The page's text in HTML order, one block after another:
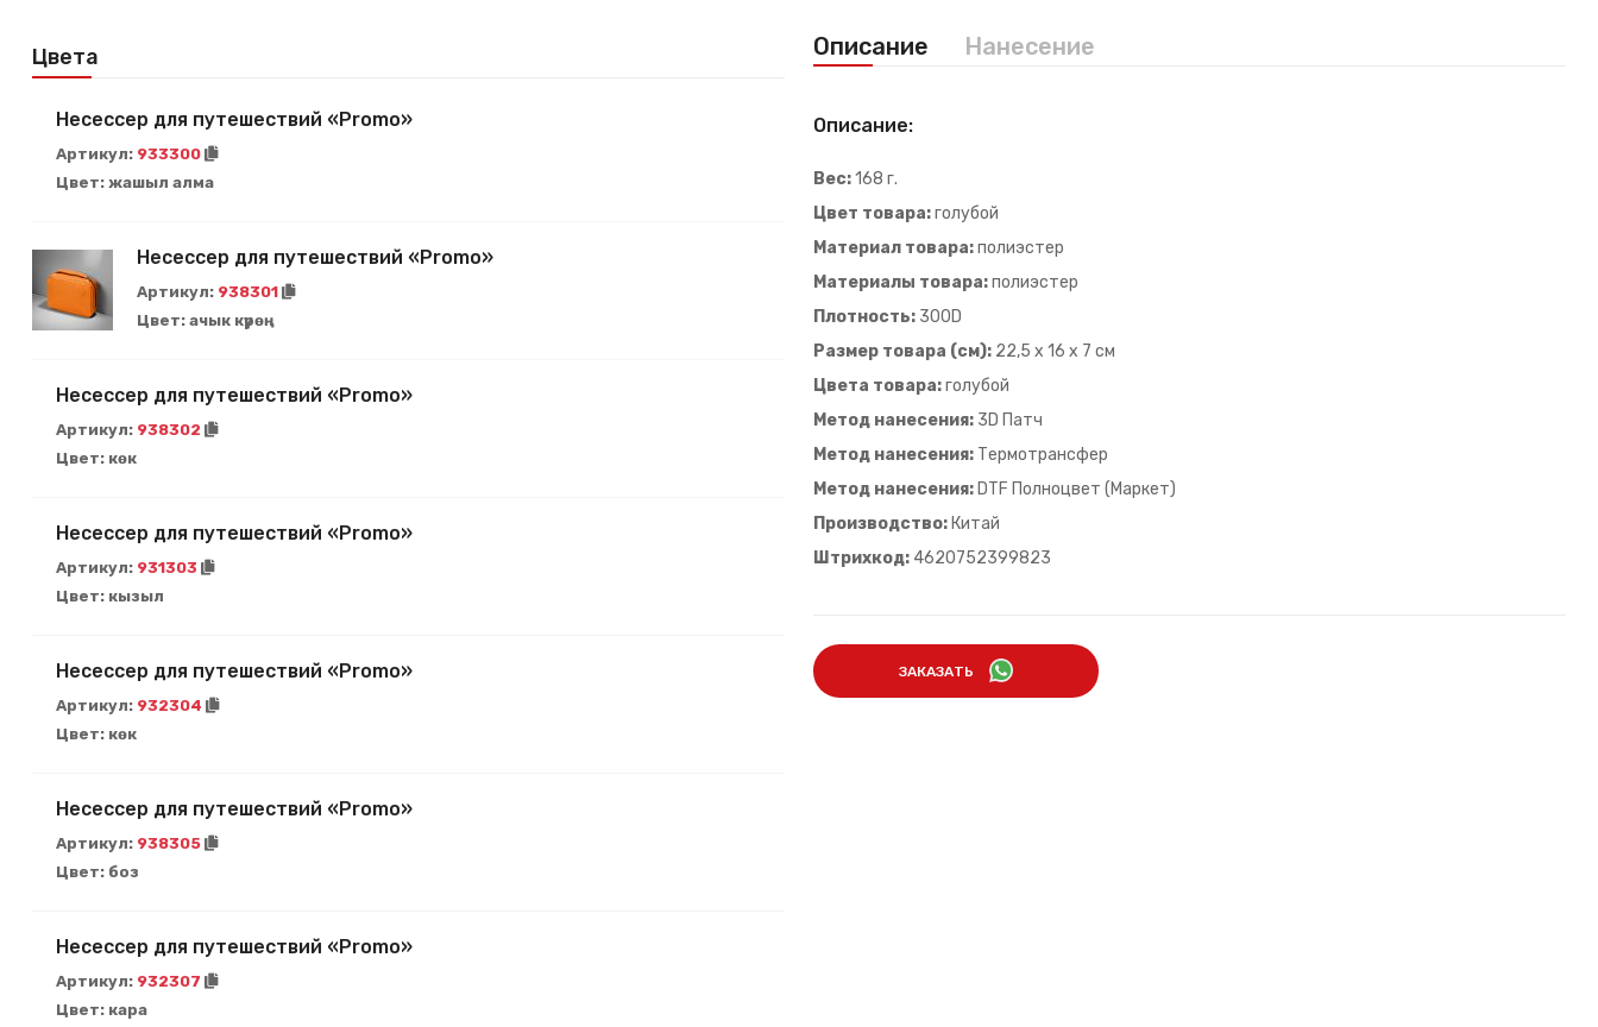
Цвета
Несессер для путешествий «Promo»
Артикул: 933300
Цвет: жашыл алма
Несессер для путешествий «Promo»
Артикул: 938301
Цвет: ачык күрөң
Несессер для путешествий «Promo»
Артикул: 938302
Цвет: көк
Несессер для путешествий «Promo»
Артикул: 931303
Цвет: кызыл
Несессер для путешествий «Promo»
Артикул: 932304
Цвет: көк
Несессер для путешествий «Promo»
Артикул: 938305
Цвет: боз
Несессер для путешествий «Promo»
Артикул: 932307
Цвет: кара
Описание Нанесение
Описание:
Вес:168 г.
Цвет товара:голубой
Материал товара:полиэстер
Материалы товара:полиэстер
Плотность: 300D
Размер товара (см): 22,5 x 16 x 7 см
Цвета товара:голубой
Метод нанесения: 3D Патч
Метод нанесения: Термотрансфер
Метод нанесения: DTF Полноцвет (Маркет)
Производство: Китай
Штрихкод: 4620752399823
ЗАКАЗАТЬ